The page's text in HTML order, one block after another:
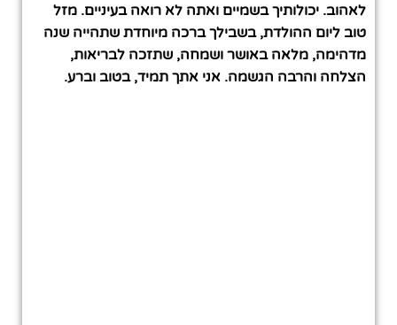
לאהוב. יכולותיך בשמיים ואתה לא רואה בעיניים. מזל
טוב ליום ההולדת, בשבילך ברכה מיוחדת שתהייה שנה
מדהימה, מלאה באושר ושמחה, שתזכה לבריאות,
הצלחה והרבה הגשמה. אני אתך תמיד, בטוב וברע.